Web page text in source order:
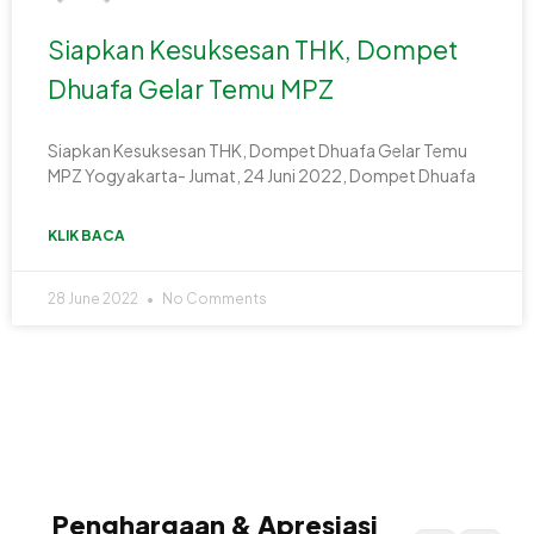
Siapkan Kesuksesan THK, Dompet
Dhuafa Gelar Temu MPZ
Siapkan Kesuksesan THK, Dompet Dhuafa Gelar Temu
MPZ Yogyakarta- Jumat, 24 Juni 2022, Dompet Dhuafa
KLIK BACA
28 June 2022 No Comments
Penghargaan & Apresiasi